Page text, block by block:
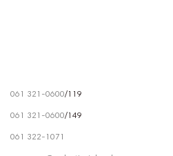
061 321-0600/119
061 321-0600/149
061 322-1071